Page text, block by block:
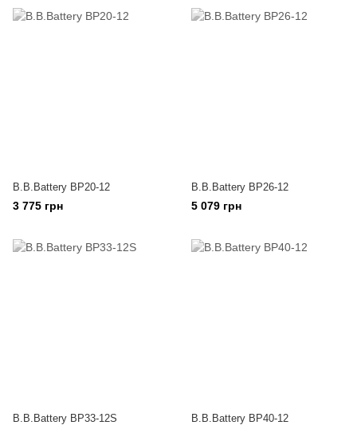
B.B.Battery BP20-12
3 775 грн
B.B.Battery BP26-12
5 079 грн
B.B.Battery BP33-12S B.B.Battery BP40-12